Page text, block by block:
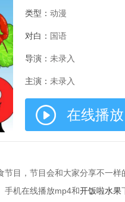
类型： 动漫
对白： 国语
导演： 未录入
主演： 未录入
在线播放
目，节目会和大家分享不一样
手机在线播放mp4和开饭啦水果